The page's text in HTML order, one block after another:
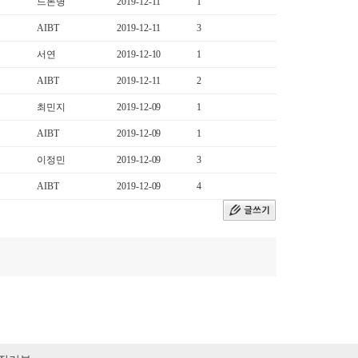
AIBT 2019-12-11 3
서연 2019-12-10 1
AIBT 2019-12-11 2
최민지 2019-12-09 1
AIBT 2019-12-09 1
이정민 2019-12-09 3
AIBT 2019-12-09 4